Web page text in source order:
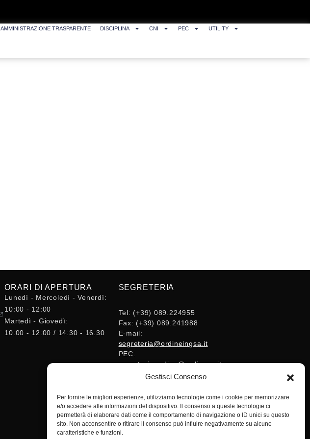
Gestisci Consenso
Per fornire le migliori esperienze, utilizziamo tecnologie come i cookie per memorizzare
e/o accedere alle informazioni del dispositivo. Il consenso a queste tecnologie ci
permetterà di elaborare dati come il comportamento di navigazione o ID unici su questo
sito. Non acconsentire o ritirare il consenso può influire negativamente su alcune
caratteristiche e funzioni.
AMMINISTRAZIONE TRASPARENTE DISCIPLINA CNI PEC UTILITY
ORARI DI APERTURA
Lunedì - Mercoledì - Venerdì:
10:00 - 12:00
Martedì - Giovedì:
10:00 - 12:00 / 14:30 - 16:30
SEGRETERIA
Tel: (+39) 089.224955
Fax: (+39) 089.241988
E-mail:
segreteria@ordineingsa.it
PEC:
segreteria.ordine@ordingsa.it